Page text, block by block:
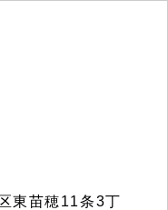
東苗穂11条3丁